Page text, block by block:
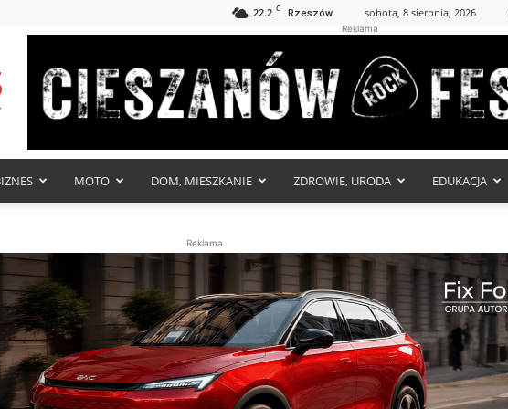
22.2 C Rzeszów sobota, 8 sierpnia, 2026
Reklama
MOTO DOM, MIESZKANIE ZDROWIE, URODA EDUKACJA
Reklama